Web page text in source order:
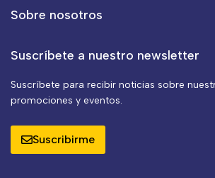
Sobre nosotros
Suscríbete a nuestro newsletter
Suscríbete para recibir noticias sobre
promociones y eventos.
Suscribirme